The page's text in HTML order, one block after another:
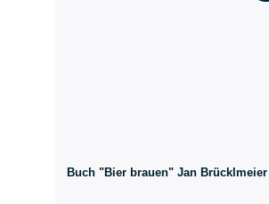
Buch "Bier brauen" Jan Brücklmeier